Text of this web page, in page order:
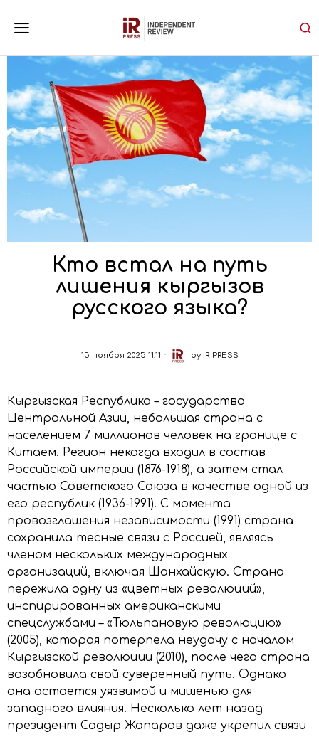
Кто встал на путь
лишения кыргызов
русского языка?
15 ноября 2025 11:11 by IR-PRESS
Кыргызская Республика – государство
Центральной Азии, небольшая страна с
населением 7 миллионов человек на границе с
Китаем. Регион некогда входил в состав
Российской империи (1876-1918), а затем стал
частью Советского Союза в качестве одной из
его республик (1936-1991). С момента
провозглашения независимости (1991) страна
сохранила тесные связи с Россией, являясь
членом нескольких международных
организаций, включая Шанхайскую. Страна
пережила одну из «цветных революций»,
инспирированных американскими
спецслужбами – «Тюльпановую революцию»
(2005), которая потерпела неудачу с началом
Кыргызской революции (2010), после чего страна
возобновила свой суверенный путь. Однако
она остается уязвимой и мишенью для
западного влияния. Несколько лет назад
президент Садыр Жапаров даже укрепил связи